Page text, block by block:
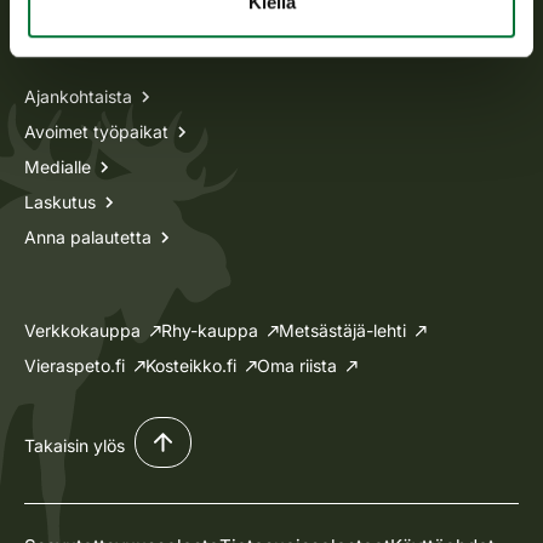
Tietoa meistä
Ajankohtaista
Avoimet työpaikat
Medialle
Laskutus
Anna palautetta
Verkkokauppa Rhy-kauppa
Metsästäjä-lehti
Vieraspeto.fi
Kosteikko.fi Oma riista
Takaisin ylös